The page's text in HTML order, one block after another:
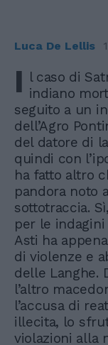
Luca De Lellis
I l caso di
indiano
seguito a un
dell’Agro
del datore di
quindi con
ha fatto altro
pandora noto
sottotraccia.
per le
Asti ha
di violenze e
delle Langhe.
l’altro
l’accusa di
illecita, lo
violazioni alla